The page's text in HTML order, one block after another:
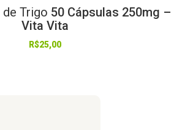
de Trigo 50 Cápsulas 250mg –
Vita Vita
R$25,00